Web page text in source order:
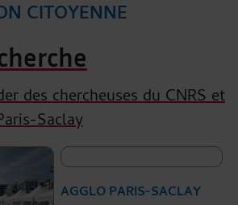
CITOYENNE
des chercheuses du CNRS et
Saclay
AGGLO PARIS-SACLAY